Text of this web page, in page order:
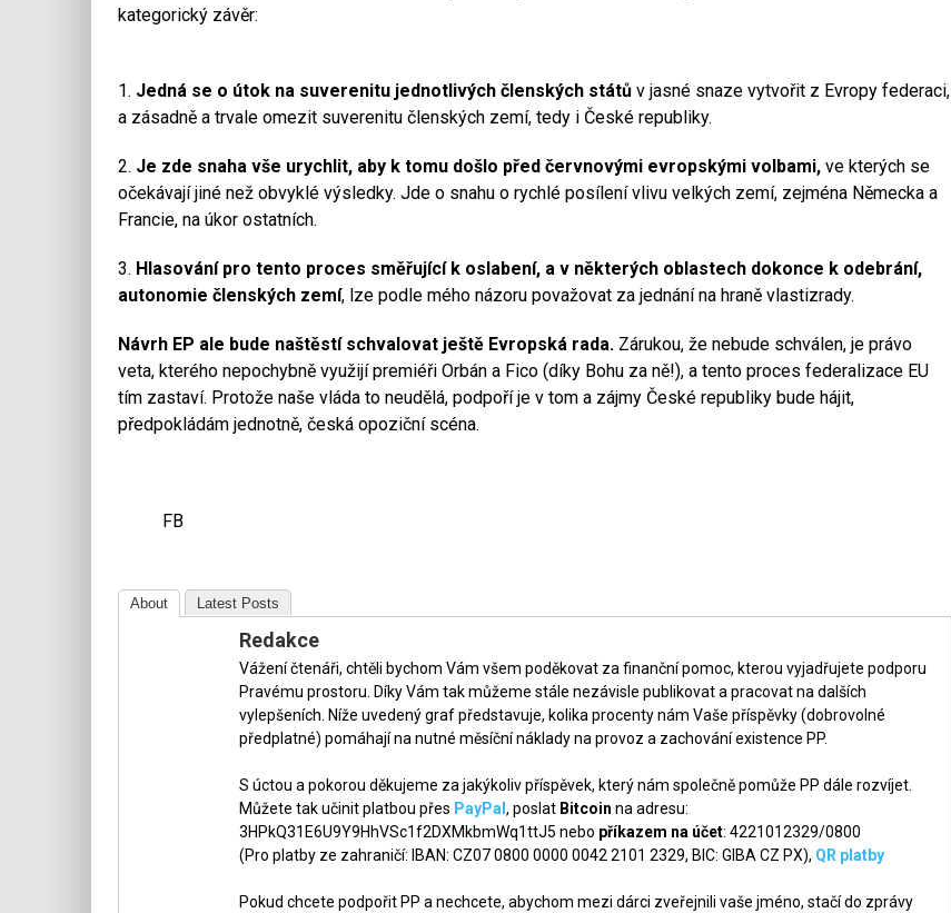
kategorický závěr:
1. Jedná se o útok na suverenitu jednotlivých členských státův jasné snaze vytvořit z Evropy federaci,
a zásadně a trvale omezit suverenitu členských zemí, tedy i České republiky.
2. Je zde snaha vše urychlit, aby k tomu došlo před červnovými evropskými volbami,ve kterých se
očekávají jiné než obvyklé výsledky. Jde o snahu o rychlé posílení vlivu velkých zemí, zejména Německa a
Francie, na úkor ostatních.
3. Hlasování pro tento proces směřující k oslabení, a v některých oblastech dokonce k odebrání,
autonomie členských zemí, lze podle mého názoru považovat za jednání na hraně vlastizrady.
Návrh EP ale bude naštěstí schvalovat ještě Evropská rada.Zárukou, že nebude schválen, je právo
veta, kterého nepochybně využijí premiéři Orbán a Fico (díky Bohu za ně!), a tento proces federalizace EU
tím zastaví. Protože naše vláda to neudělá, podpoří je v tom a zájmy České republiky bude hájit,
předpokládám jednotně, česká opoziční scéna.
FB
About Latest Posts
Redakce
Vážení čtenáři, chtěli bychom Vám všem poděkovat za finanční pomoc, kterou vyjadřujete podporu
Pravému prostoru. Díky Vám tak můžeme stále nezávisle publikovat a pracovat na dalších
vylepšeních. Níže uvedený graf představuje, kolika procenty nám Vaše příspěvky (dobrovolné
předplatné) pomáhají na nutné měsíční náklady na provoz a zachování existence PP.
S úctou a pokorou děkujeme za jakýkoliv příspěvek, který nám společně pomůže PP dále rozvíjet.
Můžete tak učinit platbou přes PayPal , poslat Bitcoin na adresu:
3HPkQ31E6U9Y9HhVSc1f2DXMkbmWq1ttJ5 nebo příkazem na účet: 4221012329/0800
(Pro platby ze zahraničí: IBAN: CZ07 0800 0000 0042 2101 2329, BIC: GIBA CZ PX), QR platby
Pokud chcete podpořit PP a nechcete, abychom mezi dárci zveřejnili vaše jméno, stačí do zprávy